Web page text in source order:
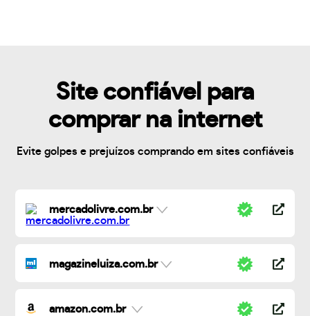
Site confiável para
comprar na internet
Evite golpes e prejuízos comprando em sites confiáveis
mercadolivre.com.br
magazineluiza.com.br
amazon.com.br